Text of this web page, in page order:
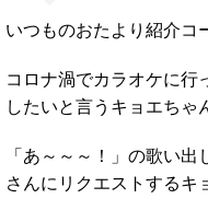
いつものおたより紹介コ
コロナ渦でカラオケに行
したいと言うキョエちゃ
「あ～～～！」の歌い
さんにリクエストするキ